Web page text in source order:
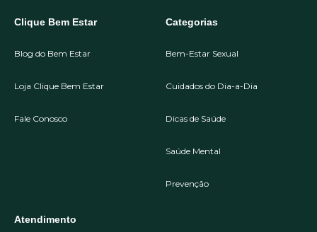
Clique Bem Estar
Blog do Bem Estar
Loja Clique Bem Estar
Fale Conosco
Categorias
Bem-Estar Sexual
Cuidados do Dia-a-Dia
Dicas de Saúde
Saúde Mental
Prevenção
Atendimento